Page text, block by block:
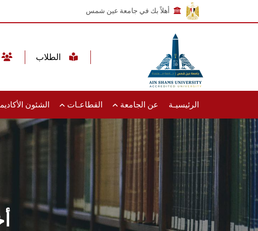
أهلاً بك في جامعة عين شمس
الرئيسيـة عن الجامعة القطاعـات الشئون